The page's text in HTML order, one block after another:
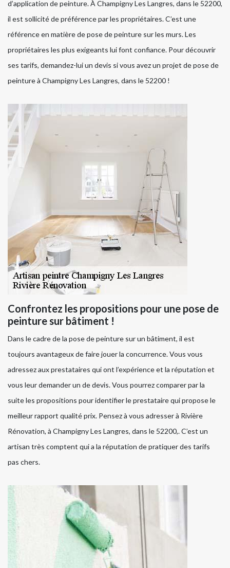
d’application de peinture. À Champigny Les Langres, dans le 52200,
il est sollicité de préférence par les propriétaires. C’est une
référence en matière de pose de peinture sur les murs. Les
propriétaires les plus exigeants lui font confiance. Pour découvrir
ses tarifs, demandez-lui un devis si vous avez un projet de pose de
peinture à Champigny Les Langres, dans le 52200 !
Confrontez les propositions pour une pose de
peinture sur bâtiment !
Dans le cadre de la pose de peinture sur un bâtiment, il est
toujours avantageux de faire jouer la concurrence. Vous vous
adressez aux prestataires qui ont l’expérience et la réputation et
vous leur demander un de devis. Vous pourrez comparer par la
suite les propositions pour identifier le prestataire qui propose le
meilleur rapport qualité prix. Pensez à vous adresser à Rivière
Rénovation, à Champigny Les Langres, dans le 52200,. C’est un
artisan très comptent qui a la réputation de pratiquer des tarifs
pas chers.